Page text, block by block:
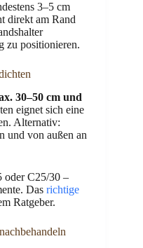
3–5 cm
direkt am Rand
zu positionieren.
30–50 cm und
eignet sich eine
Alternativ:
und von außen an
oder C25/30 –
Das richtige
Ratgeber.